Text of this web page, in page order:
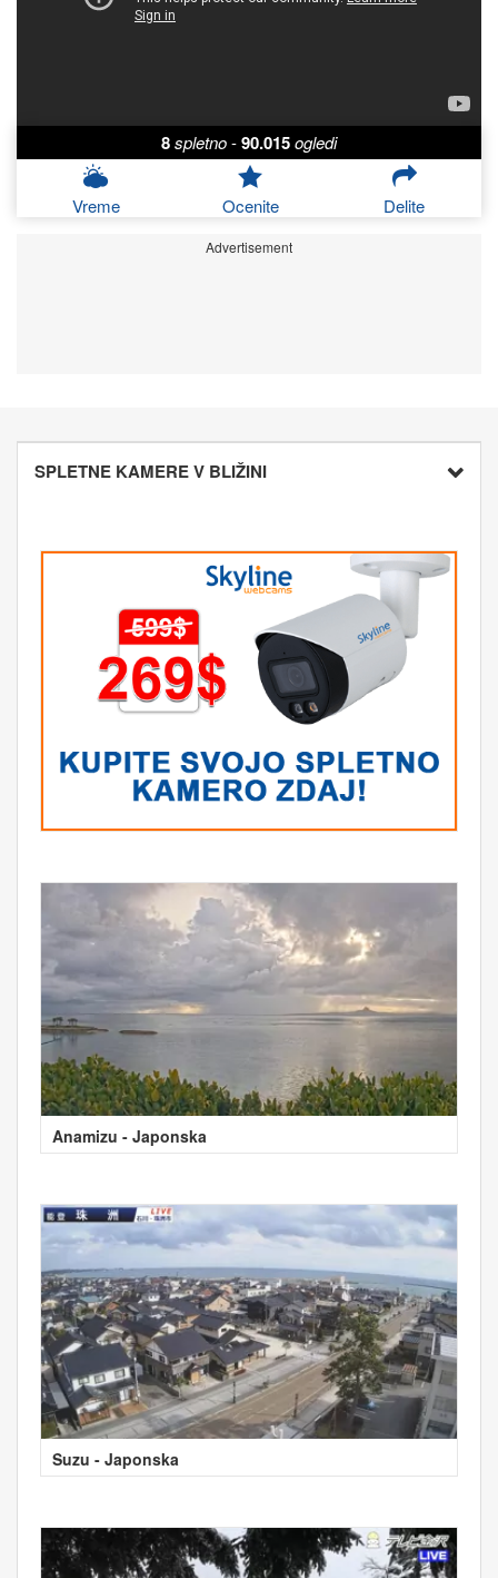
8spletno-90.015ogledi
Vreme Ocenite Delite
Advertisement
SPLETNE KAMERE V BLIŽINI
Anamizu - Japonska
Suzu - Japonska